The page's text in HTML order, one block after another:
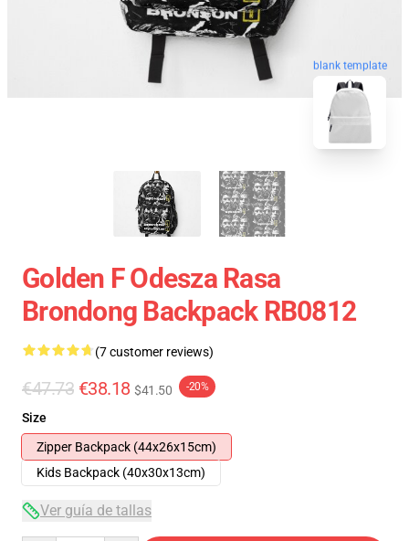
blank template
Golden F Odesza Rasa
Brondong Backpack RB0812
(7 customer reviews)
€47.73 €38.18 $41.50 -20%
Size
Zipper Backpack (44x26x15cm)
Kids Backpack (40x30x13cm)
Ver guía de tallas